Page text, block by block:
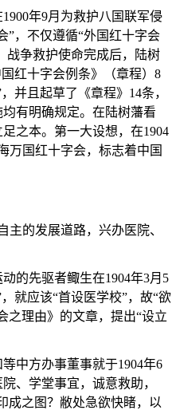
1900年9月为救护八国联军侵
”，不仅遵循“外国红十字会
战争救护使命完成后，陆树
国红十字会例条》（章程） 8
并且起草了《章程》 14条，
有明确规定。在陆树藩看
之本。第一大设想，在1904
万国红十字会，标志着中国
主的发展道路， 兴办医院、
的先驱者鲰生在1904年3月 5
，就应该“首设医学校”， 故“欲
之理由》 的文章，提出“设立
中方办事董事就于1904年6
、学堂事宜，诚意救助，
成之图？敝处急欲快睹，以